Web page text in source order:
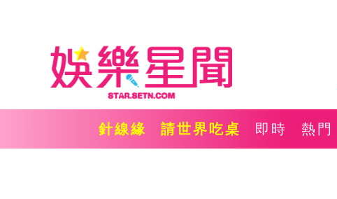
針線緣 請世界吃桌 即時 熱門